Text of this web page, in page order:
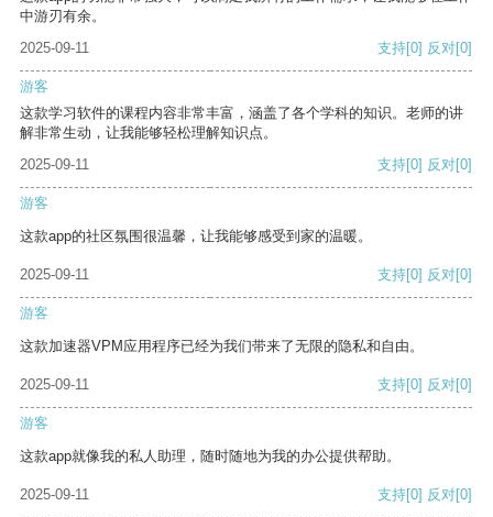
中游刃有余。
2025-09-11
支持[0] 反对[0]
游客
这款学习软件的课程内容非常丰富，涵盖了各个学科的知识。老师的讲
解非常生动，让我能够轻松理解知识点。
2025-09-11
支持[0] 反对[0]
游客
这款app的社区氛围很温馨，让我能够感受到家的温暖。
2025-09-11 支持[0] 反对[0]
游客
这款加速器VPM应用程序已经为我们带来了无限的隐私和自由。
2025-09-11 支持[0] 反对[0]
游客
这款app就像我的私人助理，随时随地为我的办公提供帮助。
2025-09-11 支持[0] 反对[0]